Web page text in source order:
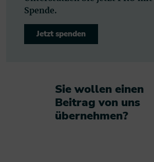
Spende.
Jetzt spenden
Sie wollen einen
Beitrag von uns
übernehmen?​